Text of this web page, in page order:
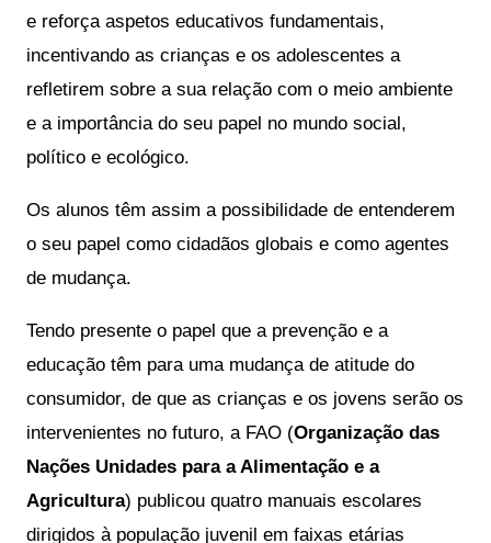
e reforça aspetos educativos fundamentais,
incentivando as crianças e os adolescentes a
refletirem sobre a sua relação com o meio ambiente
e a importância do seu papel no mundo social,
político e ecológico.
Os alunos têm assim a possibilidade de entenderem
o seu papel como cidadãos globais e como agentes
de mudança.
Tendo presente o papel que a prevenção e a
educação têm para uma mudança de atitude do
consumidor, de que as crianças e os jovens serão os
intervenientes no futuro, a FAO (Organização das
Nações Unidades para a Alimentação e a
Agricultura) publicou quatro manuais escolares
dirigidos à população juvenil em faixas etárias